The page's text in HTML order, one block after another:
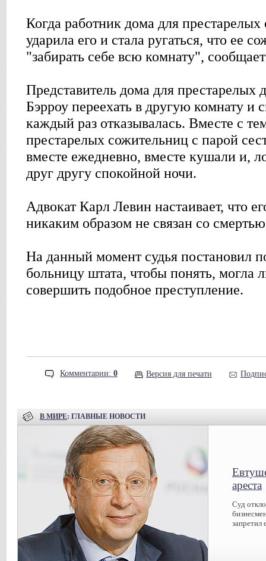
Когда работник дома для престарелых
ударила его и стала ругаться, что ее
"забирать себе всю комнату",
Представитель дома для престарелых
Бэрроу переехать в другую комнату и
каждый раз отказывалась. Вместе с
престарелых сожительниц с парой
вместе ежедневно, вместе кушали и,
друг другу спокойной ночи.
Адвокат Карл Левин настаивает, что
никаким образом не связан со
На данный момент судья постановил
больницу штата, чтобы понять, могла
совершить подобное преступление.
Комментарии: 0 Версия для печати
В МИРЕ: ГЛАВНЫЕ НОВОСТИ
ареста
Суд
запретил